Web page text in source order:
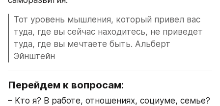
Тот уровень мышления, который привел вас
туда, где вы сейчас находитесь, не приведет
туда, где вы мечтаете быть. Альберт
Эйнштейн
Перейдем к вопросам:
– Кто я? В работе, отношениях, социуме, семье?